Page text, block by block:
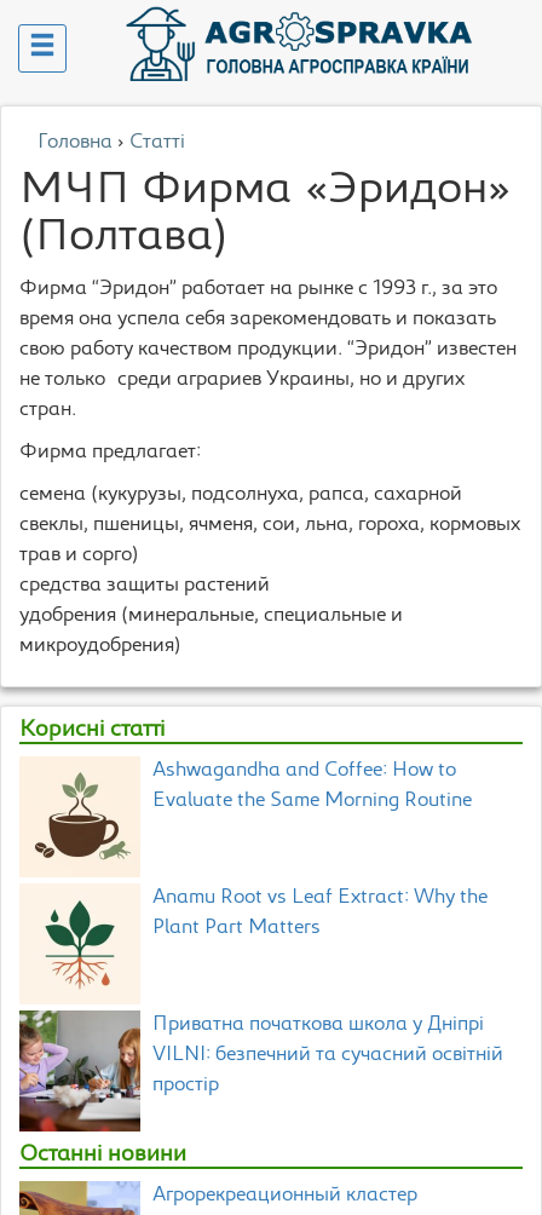
Головна › Статті
МЧП Фирма «Эридон»
(Полтава)
Фирма “Эридон” работает на рынке с 1993 г., за это
время она успела себя зарекомендовать и показать
свою работу качеством продукции. “Эридон” известен
не только среди аграриев Украины, но и других
стран.
Фирма предлагает:
семена (кукурузы, подсолнуха, рапса, сахарной
свеклы, пшеницы, ячменя, сои, льна, гороха, кормовых
трав и сорго)
средства защиты растений
удобрения (минеральные, специальные и
микроудобрения)
Корисні статті
Ashwagandha and Coffee: How to
Evaluate the Same Morning Routine
Anamu Root vs Leaf Extract: Why the
Plant Part Matters
Приватна початкова школа у Дніпрі
VILNI: безпечний та сучасний освітній
простір
Останні новини
Агрорекреационный кластер